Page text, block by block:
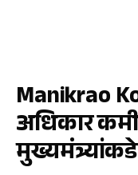
Manikrao
अधिकार